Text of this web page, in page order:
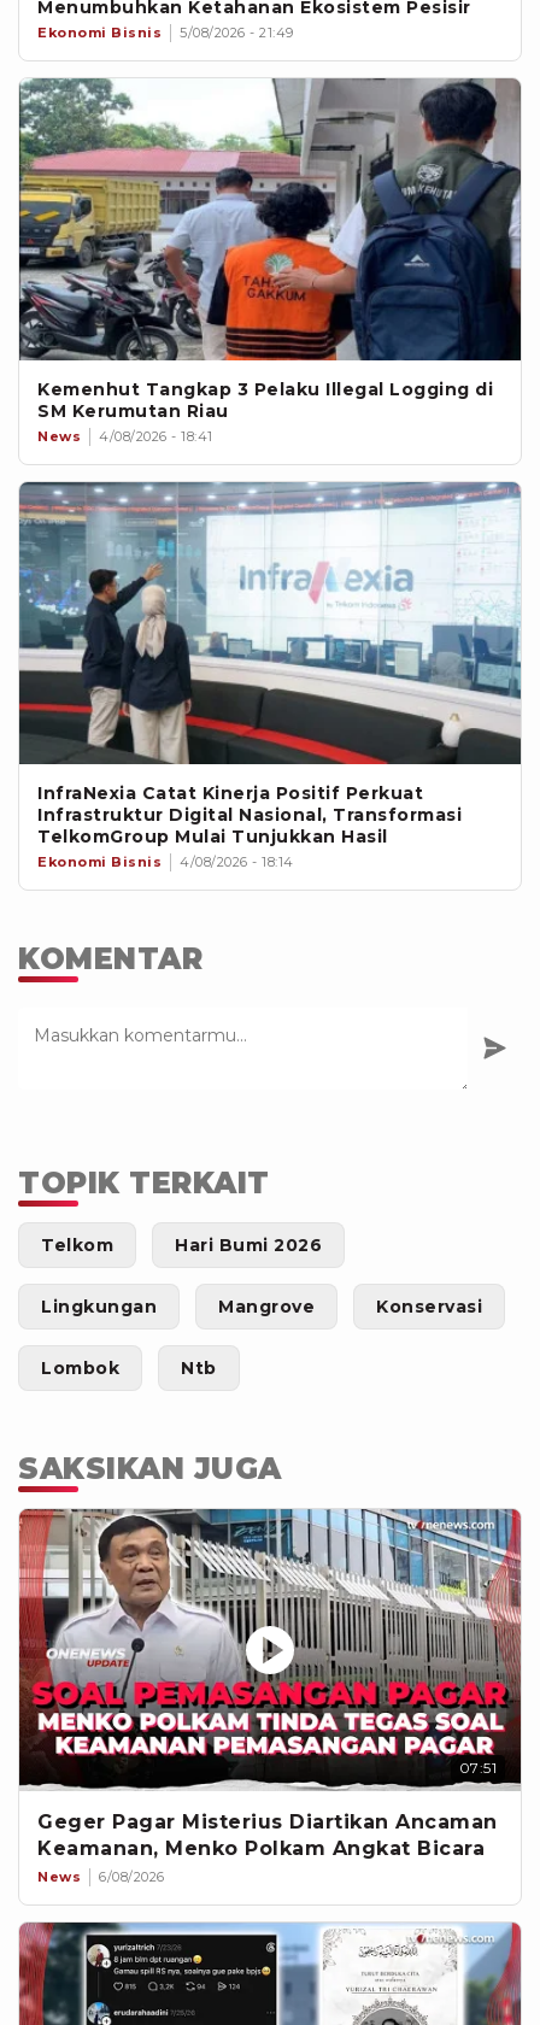
Menumbuhkan Ketahanan Ekosistem Pesisir
Ekonomi Bisnis 5/08/2026 - 21:49
Kemenhut Tangkap 3 Pelaku Illegal Logging di
SM Kerumutan Riau
News 4/08/2026 - 18:41
InfraNexia Catat Kinerja Positif Perkuat
Infrastruktur Digital Nasional, Transformasi
TelkomGroup Mulai Tunjukkan Hasil
Ekonomi Bisnis 4/08/2026 - 18:14
KOMENTAR
TOPIK TERKAIT
Telkom Hari Bumi 2026
Lingkungan Mangrove Konservasi
Lombok Ntb
SAKSIKAN JUGA
07:51
Geger Pagar Misterius Diartikan Ancaman
Keamanan, Menko Polkam Angkat Bicara
News 6/08/2026